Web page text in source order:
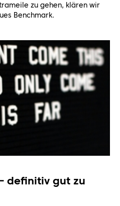
zu gehen, klären wir
Benchmark.
definitiv gut zu